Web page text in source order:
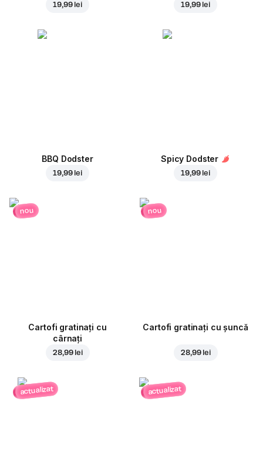
19,99 lei 19,99 lei
BBQ Dodster
19,99 lei
Spicy Dodster
19,99 lei
nou
Cartofi gratinați cu
cârnați
28,99 lei
nou
Cartofi gratinați cu șuncă
28,99 lei
actualizat actualizat